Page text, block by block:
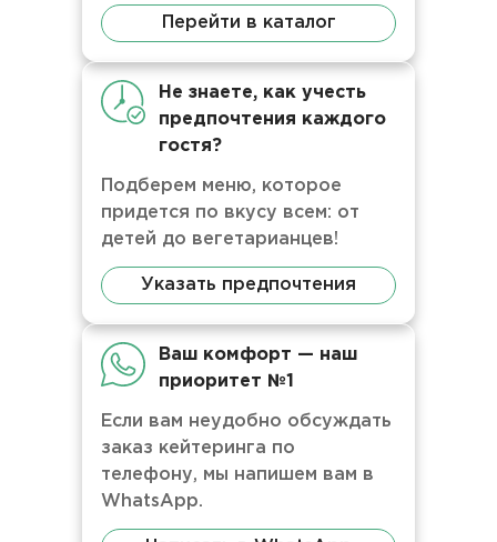
Перейти в каталог
Не знаете, как учесть
предпочтения каждого
гостя?
Подберем меню, которое
придется по вкусу всем: от
детей до вегетарианцев!
Указать предпочтения
Ваш комфорт — наш
приоритет №1
Если вам неудобно обсуждать
заказ кейтеринга по
телефону, мы напишем вам в
WhatsApp.